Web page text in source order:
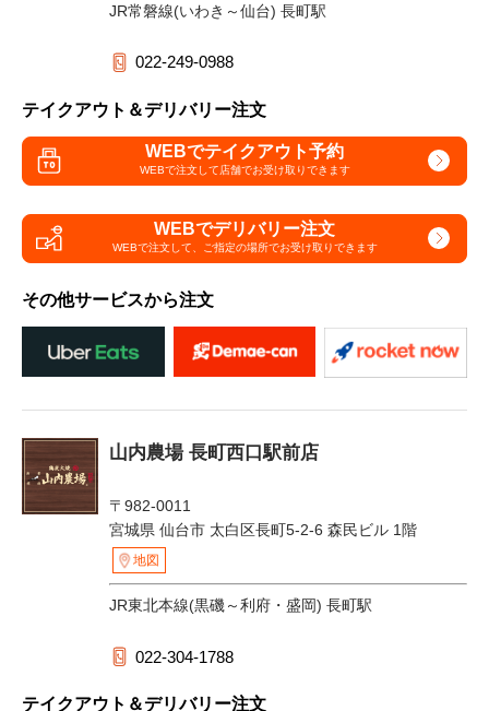
JR常磐線(いわき～仙台) 長町駅
022-249-0988
テイクアウト＆デリバリー注文
WEBでテイクアウト予約
WEBで注文して店舗でお受け取りできます
WEBでデリバリー注文
WEBで注文して、 ご指定の場所でお受け取りできます
その他サービスから注文
山内農場 長町西口駅前店
〒982-0011
宮城県 仙台市 太白区長町5-2-6 森民ビル 1階
地図
JR東北本線(黒磯～利府・盛岡) 長町駅
022-304-1788
テイクアウト＆デリバリー注文